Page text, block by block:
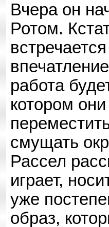
Вчера он
Ротом.
работа
котором
смущать
Рассел
играет,
уже
образ,